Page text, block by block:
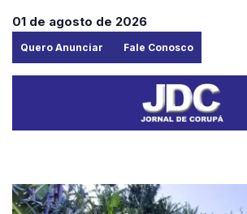
01 de agosto de 2026
Quero Anunciar Fale Conosco